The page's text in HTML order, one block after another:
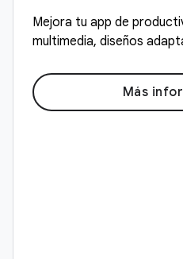
Mejora tu app de
multimedia, diseños
Más